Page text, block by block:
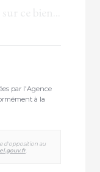
par l'Agence
à la
d'opposition au
.